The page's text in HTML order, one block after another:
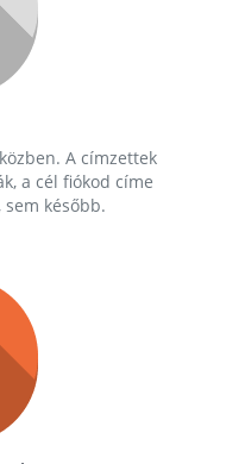
A címzettek
a cél fiókod címe
később.